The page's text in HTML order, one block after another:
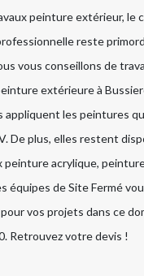
peinture extérieur, le
reste
vous conseillons de
extérieure à
appliquent les peintures
De plus, elles restent
peinture acrylique,
équipes de Site Fermé
vos projets dans ce
Retrouvez votre devis !